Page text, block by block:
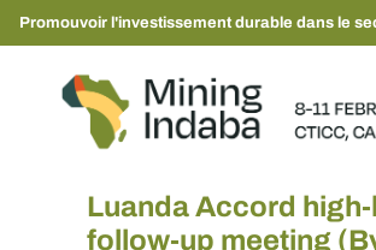
Promouvoir l'investissement durable dans le
Luanda Accord
follow-up meeting